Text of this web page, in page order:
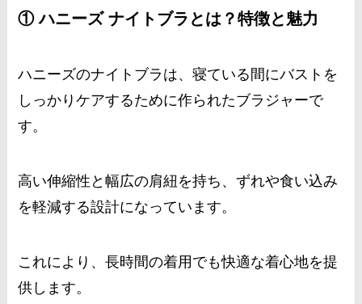
① ハニーズ ナイトブラとは？特徴と魅力
ハニーズのナイトブラは、寝ている間にバストを
しっかりケアするために作られたブラジャーで
す。
高い伸縮性と幅広の肩紐を持ち、ずれや食い込み
を軽減する設計になっています。
これにより、長時間の着用でも快適な着心地を提
供します。